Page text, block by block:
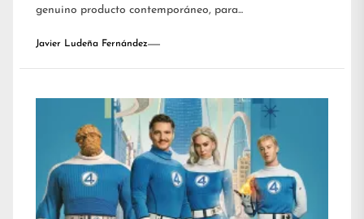
genuino producto contemporáneo, para...
Javier Ludeña Fernández